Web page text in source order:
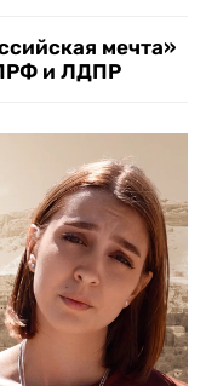
мечта»
и ЛДПР